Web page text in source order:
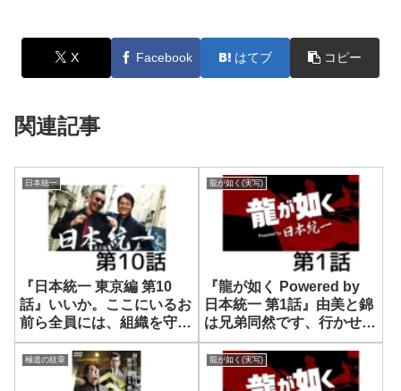
X Facebook はてブ コピー
関連記事
日本統一
『日本統一 東京編 第10
話』いいか。ここにいるお
前ら全員には、組織を守る
責任があるんだ。
龍が如く(実写)
『龍が如く Powered by
日本統一 第1話』由美と錦
は兄弟同然です、行かせて
ください！
極道の紋章 龍が如く(実写)